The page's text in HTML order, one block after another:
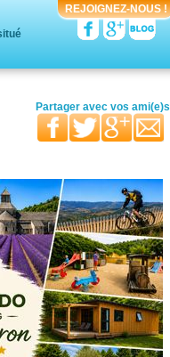
REJOIGNEZ-NOUS !
Partager avec
vos ami(e)s
votre famille